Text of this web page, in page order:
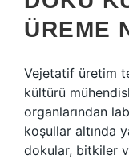
ÜREME
Vejetatif üretim
kültürü
organlarından
koşullar altında
dokular, bitkiler